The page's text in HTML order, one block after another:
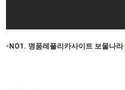
-NO1. 명품레플리카사이트 보물나라